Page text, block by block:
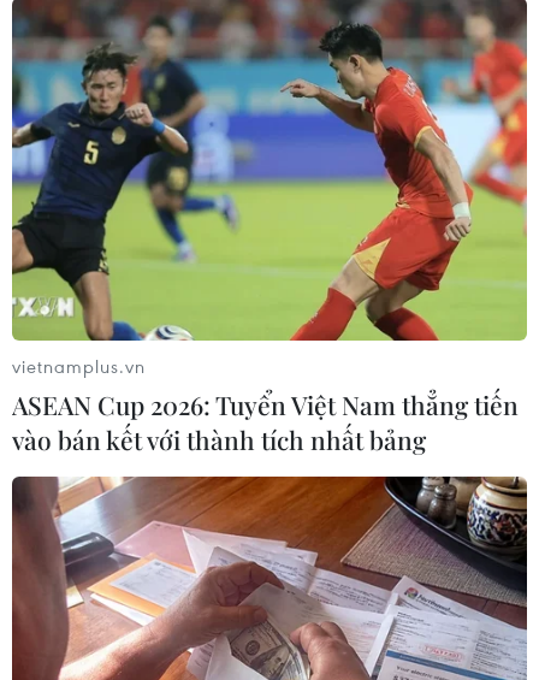
Khu du lịch mới này khai thác các sản phẩm du
lịch chính gồm: du lịch văn hóa, kiến trúc, lịch
sử; du lịch sinh thái, ẩm thực, vui chơi giải trí,
mua sắm...
Các điểm đến tham quan chính trong khu du
lịch gồm: đình Nhật Tân, chùa Tảo Sách, hồ Tây,
làng nghề truyền thống hoa đào Nhật Tân, phố
đi bộ Trịnh Công Sơn, thung lũng hoa Hồ Tây,
Công viên nước Hồ Tây, nhà hàng Sen Tây Hồ…/.
vietnamplus.vn
ASEAN Cup 2026: Tuyển Việt Nam thẳng tiến
vào bán kết với thành tích nhất bảng